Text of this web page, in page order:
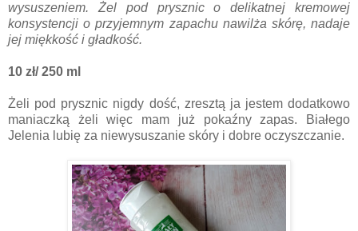
wysuszeniem. Żel pod prysznic o delikatnej kremowej
konsystencji o przyjemnym zapachu nawilża skórę, nadaje
jej miękkość i gładkość.
10 zł/ 250 ml
Żeli pod prysznic nigdy dość, zresztą ja jestem dodatkowo
maniaczką żeli więc mam już pokaźny zapas. Białego
Jelenia lubię za niewysuszanie skóry i dobre oczyszczanie.